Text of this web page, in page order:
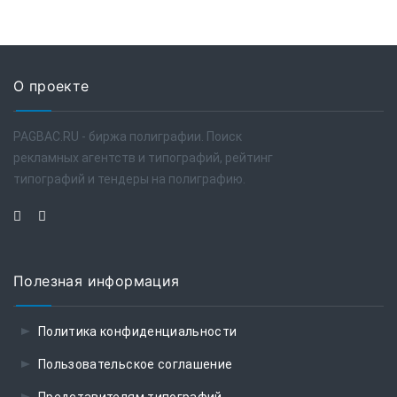
О проекте
PAGBAC.RU - биржа полиграфии. Поиск
рекламных агентств и типографий, рейтинг
типографий и тендеры на полиграфию.
Полезная информация
Политика конфиденциальности
Пользовательское соглашение